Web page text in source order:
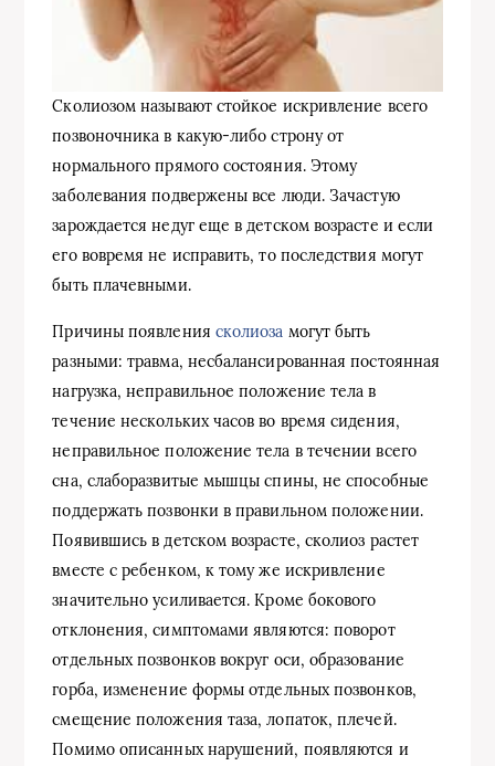
Сколиозом называют стойкое искривление всего
позвоночника в какую-либо строну от
нормального прямого состояния. Этому
заболевания подвержены все люди. Зачастую
зарождается недуг еще в детском возрасте и если
его вовремя не исправить, то последствия могут
быть плачевными.
Причины появления сколиоза могут быть
разными: травма, несбалансированная постоянная
нагрузка, неправильное положение тела в
течение нескольких часов во время сидения,
неправильное положение тела в течении всего
сна, слаборазвитые мышцы спины, не способные
поддержать позвонки в правильном положении.
Появившись в детском возрасте, сколиоз растет
вместе с ребенком, к тому же искривление
значительно усиливается. Кроме бокового
отклонения, симптомами являются: поворот
отдельных позвонков вокруг оси, образование
горба, изменение формы отдельных позвонков,
смещение положения таза, лопаток, плечей.
Помимо описанных нарушений, появляются и